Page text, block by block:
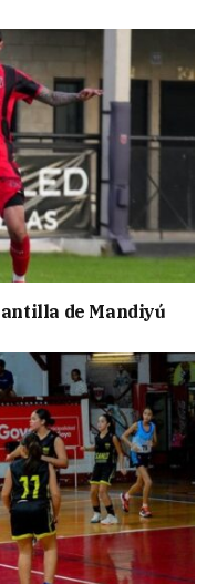
de Mandiyú